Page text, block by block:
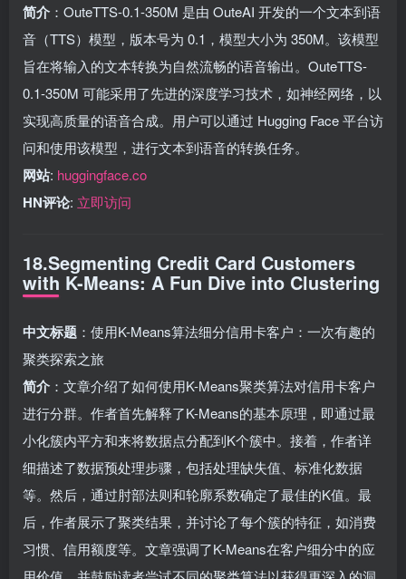
简介 ：OuteTTS-0.1-350M 是由 OuteAI 开发的一个文本到语
音（TTS）模型，版本号为 0.1，模型大小为 350M。该模型
旨在将输入的文本转换为自然流畅的语音输出。OuteTTS-
0.1-350M 可能采用了先进的深度学习技术，如神经网络，以
实现高质量的语音合成。用户可以通过 Hugging Face 平台访
问和使用该模型，进行文本到语音的转换任务。
网站: huggingface.co
HN评论: 立即访问
18.Segmenting Credit Card Customers
with K-Means: A Fun Dive into Clustering
中文标题 ：使用K-Means算法细分信用卡客户：一次有趣的
聚类探索之旅
简介 ：文章介绍了如何使用K-Means聚类算法对信用卡客户
进行分群。作者首先解释了K-Means的基本原理，即通过最
小化簇内平方和来将数据点分配到K个簇中。接着，作者详
细描述了数据预处理步骤，包括处理缺失值、标准化数据
等。然后，通过肘部法则和轮廓系数确定了最佳的K值。最
后，作者展示了聚类结果，并讨论了每个簇的特征，如消费
习惯、信用额度等。文章强调了K-Means在客户细分中的应